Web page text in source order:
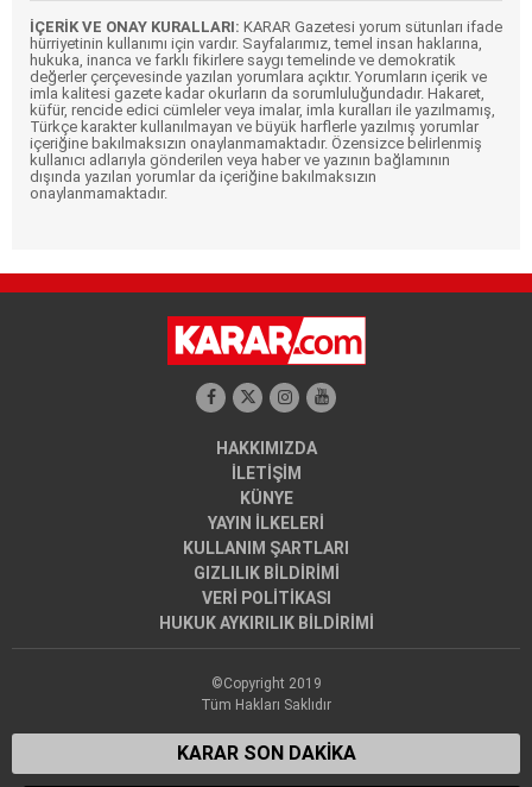
İÇERİK VE ONAY KURALLARI: KARAR Gazetesi yorum sütunları ifade
hürriyetinin kullanımı için vardır. Sayfalarımız, temel insan haklarına,
hukuka, inanca ve farklı fikirlere saygı temelinde ve demokratik
değerler çerçevesinde yazılan yorumlara açıktır. Yorumların içerik ve
imla kalitesi gazete kadar okurların da sorumluluğundadır. Hakaret,
küfür, rencide edici cümleler veya imalar, imla kuralları ile yazılmamış,
Türkçe karakter kullanılmayan ve büyük harflerle yazılmış yorumlar
içeriğine bakılmaksızın onaylanmamaktadır. Özensizce belirlenmiş
kullanıcı adlarıyla gönderilen veya haber ve yazının bağlamının
dışında yazılan yorumlar da içeriğine bakılmaksızın
onaylanmamaktadır.
HAKKIMIZDA
İLETİŞİM
KÜNYE
YAYIN İLKELERİ
KULLANIM ŞARTLARI
GIZLILIK BİLDİRİMİ
VERİ POLİTİKASI
HUKUK AYKIRILIK BİLDİRİMİ
©Copyright 2019
Tüm Hakları Saklıdır
KARAR SON DAKİKA